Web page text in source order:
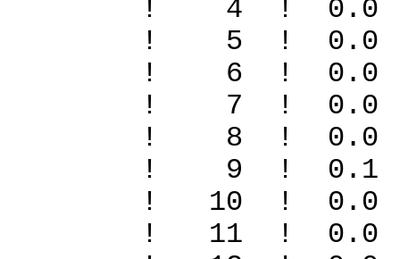
! 4 ! 0.0
! 5 ! 0.0
! 6 ! 0.0
! 7 ! 0.0
! 8 ! 0.0
! 9 ! 0.1
! 10 !
! 11 !